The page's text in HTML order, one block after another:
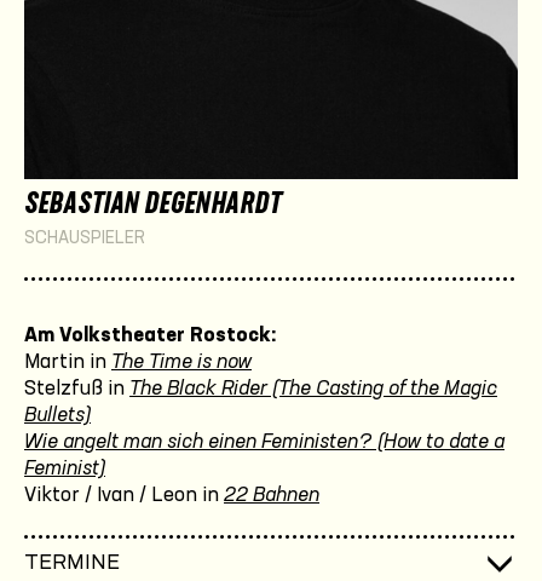
SEBASTIAN DEGENHARDT
SCHAUSPIELER
Am Volkstheater Rostock:
Martin in The Time is now
Stelzfuß in The Black Rider (The Casting of the Magic
Bullets)
Wie angelt man sich einen Feministen? (How to date a
Feminist)
Viktor / Ivan / Leon in 22 Bahnen
TERMINE